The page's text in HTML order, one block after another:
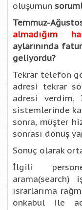
oluşumun
Temmuz-
almadığım
aylarınında
geliyordu?
Tekrar telefon
adresi tekrar
adresi verdim,
sistemlerinde
sonra, müşter
sonrası dönüş
Sonuç olarak
İlgili
arama(search)
ısrarlarıma
önkabul ile